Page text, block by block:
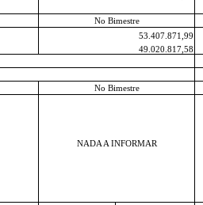
No Bimestre
53.407.871,99
49.020.817,58
No Bimestre
NADA A INFORMAR